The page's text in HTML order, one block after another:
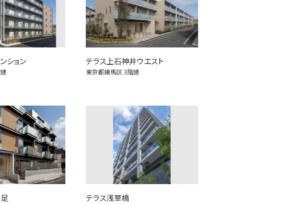
ション テラス上石神井ウエスト
東京都練馬区3階建
テラス浅草橋